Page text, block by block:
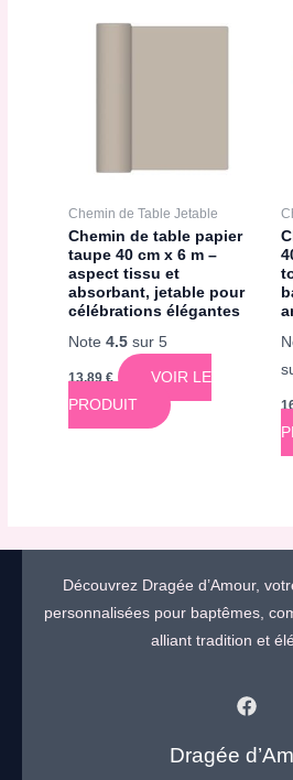
Chemin de Table Jetable
Chemin de table papier
taupe 40 cm x 6 m –
aspect tissu et
absorbant, jetable pour
célébrations élégantes
Note4.5 sur 5
13,89€
VOIR LE
PRODUIT
Découvrez Dragée d’Amour,
personnalisées pour baptêmes,
alliant tradition et
Dragée